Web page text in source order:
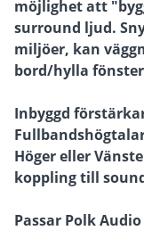
möjlighet att
surround ljud.
miljöer, kan
bord/hylla
Inbyggd
Höger eller
koppling till
Passar Polk